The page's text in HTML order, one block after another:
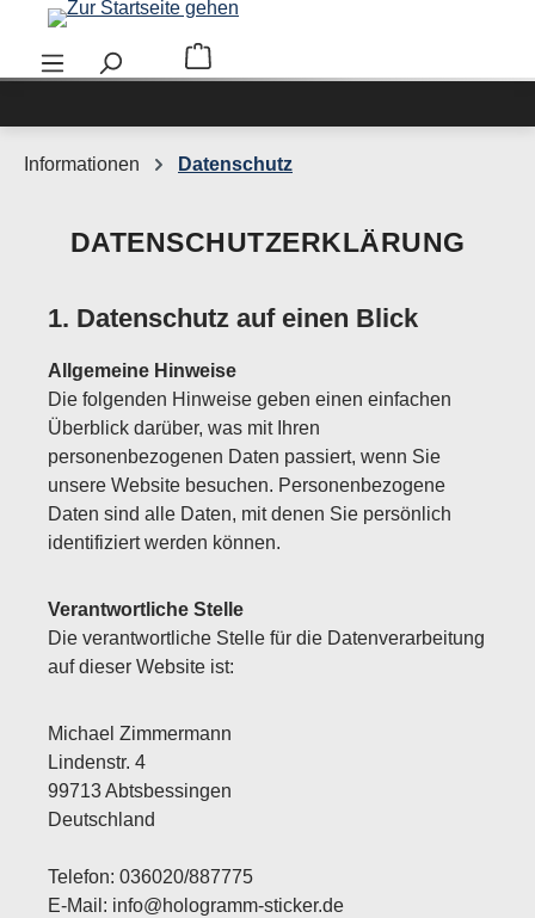
Zum Hauptinhalt springen
Warenkorb enthält 0 Positionen. Der
Informationen Datenschutz
DATENSCHUTZERKLÄRUNG
1. Datenschutz auf einen Blick
Allgemeine Hinweise
Die folgenden Hinweise geben einen einfachen
Überblick darüber, was mit Ihren
personenbezogenen Daten passiert, wenn Sie
unsere Website besuchen. Personenbezogene
Daten sind alle Daten, mit denen Sie persönlich
identifiziert werden können.
Verantwortliche Stelle
Die verantwortliche Stelle für die Datenverarbeitung
auf dieser Website ist:
Michael Zimmermann
Lindenstr. 4
99713 Abtsbessingen
Deutschland
Telefon: 036020/887775
E-Mail: info@hologramm-sticker.de